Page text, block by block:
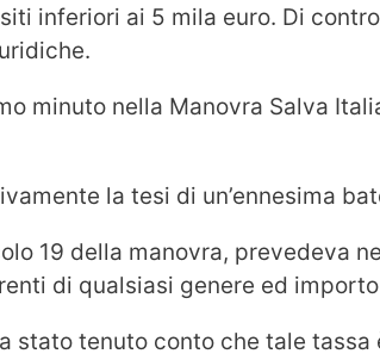
inferiori ai 5 mila euro. Di
minuto nella Manovra Salva
la tesi di un’ennesima
19 della manovra, prevedeva
di qualsiasi genere ed
stato tenuto conto che tale